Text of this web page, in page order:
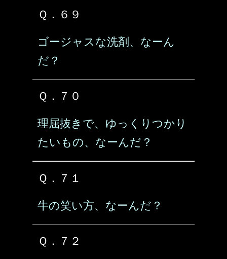
Ｑ．６９
ゴージャスな洗剤、なーん
だ？
Ｑ．７０
理屈抜きで、ゆっくりつかり
たいもの、なーんだ？
Ｑ．７１
牛の笑い方、なーんだ？
Ｑ．７２